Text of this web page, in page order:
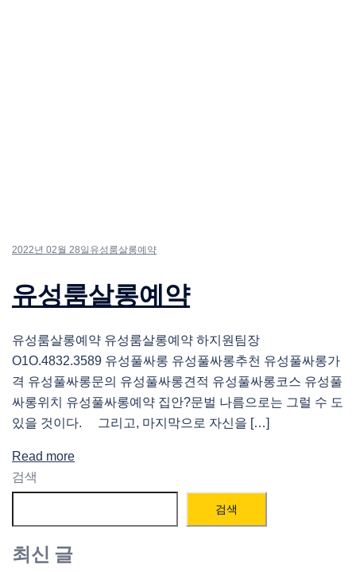
2022년 02월 28일 유성룸살롱예약
유성룸살롱예약
유성룸살롱예약 유성룸살롱예약 하지원팀장
O1O.4832.3589 유성풀싸롱 유성풀싸롱추천 유성풀싸롱가
격 유성풀싸롱문의 유성풀싸롱견적 유성풀싸롱코스 유성풀
싸롱위치 유성풀싸롱예약 집안?문벌 나름으로는 그럴 수 도
있을 것이다. 그리고, 마지막으로 자신을 […]
Read more
검색
검색
최신 글